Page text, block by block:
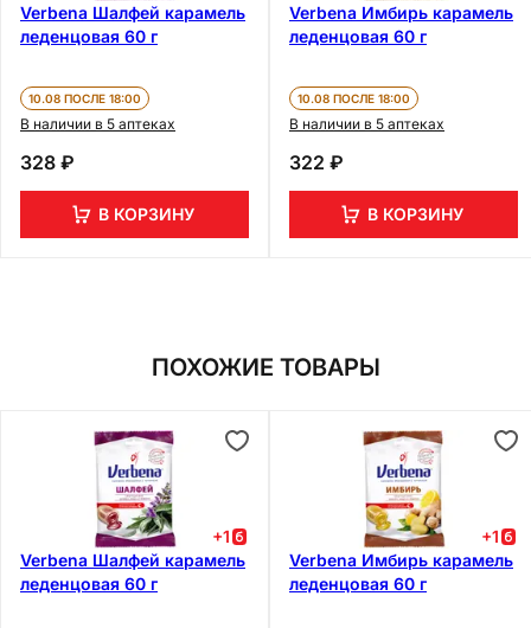
Verbena Шалфей карамель
леденцовая 60 г
10.08 ПОСЛЕ 18:00
В наличии в 5 аптеках
328 ₽
В КОРЗИНУ
Verbena Имбирь карамель
леденцовая 60 г
10.08 ПОСЛЕ 18:00
В наличии в 5 аптеках
322 ₽
В КОРЗИНУ
ПОХОЖИЕ ТОВАРЫ
+1
Verbena Шалфей карамель
леденцовая 60 г
+1
Verbena Имбирь карамель
леденцовая 60 г